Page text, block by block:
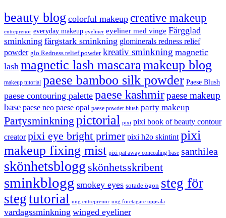
beauty blog colorful makeup creative makeup
entreprenör everyday makeup eyeliner eyeliner med vinge Färgglad
sminkning färgstark sminkning glominerals redness relief
powder glo Redness relief powder kreativ sminkning magnetic
lash magnetic lash mascaramakeup blog
makeup tutorial paese bamboo silk powder Paese Blush
paese contouring palette paese kashmirpaese makeup
base paese neo paese opal paese powder blush party makeup
Partysminkning pictorial pixi pixi book of beauty contour
creator pixi eye bright primer pixi h2o skintint pixi
makeup fixing mist pixi pat away concealing base santhilea
skönhetsblogg skönhetsskribent
sminkblogg smokey eyes sotade ögon steg för
stegtutorial ung entreprenör ung företagare uppsala
vardagssminkning winged eyeliner